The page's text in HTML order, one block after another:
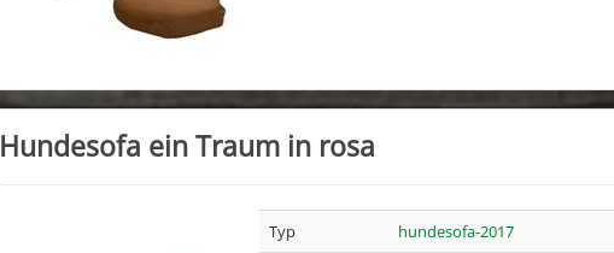
Hundesofa ein Traum in rosa
Typ
hundesofa-2017